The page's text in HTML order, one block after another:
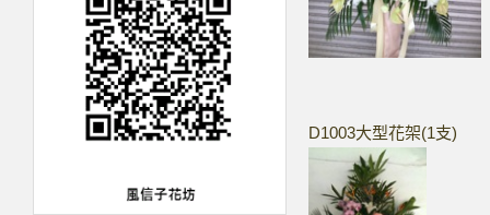
D1003大型花架(1支)